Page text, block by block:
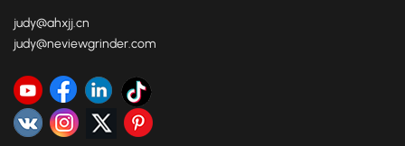
judy@ahxjj.cn
judy@neviewgrinder.com